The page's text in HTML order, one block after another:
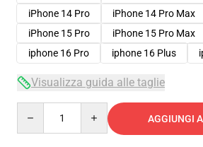
iPhone 14 Pro
iPhone 14 Pro Max
iPhone 15 Pro
iPhone 15 Pro Max
iphone 16 Pro
iphone 16 Plus
Visualizza guida alle taglie
AGGIUNGI